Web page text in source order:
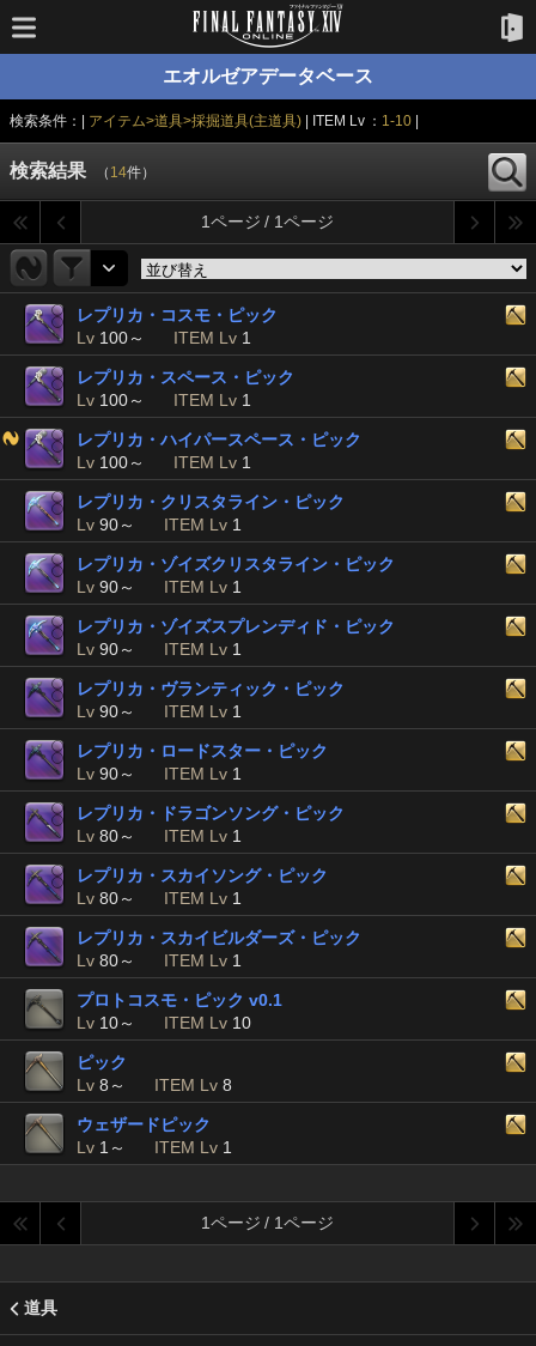
エオルゼアデータベース
検索条件：| アイテム>道具>採掘道具(主道具) | ITEM Lv ： 1-10
検索結果 （ 14件）
1ページ / 1ページ
レプリカ・コスモ・ピック
Lv 100～ ITEM Lv 1
レプリカ・スペース・ピック
Lv 100～ ITEM Lv 1
レプリカ・ハイパースペース・ピック
Lv 100～ ITEM Lv 1
レプリカ・クリスタライン・ピック
Lv 90～ ITEM Lv 1
レプリカ・ゾイズクリスタライン・ピック
Lv 90～ ITEM Lv 1
レプリカ・ゾイズスプレンディド・ピック
Lv 90～ ITEM Lv 1
レプリカ・ヴランティック・ピック
Lv 90～ ITEM Lv 1
レプリカ・ロードスター・ピック
Lv 90～ ITEM Lv 1
レプリカ・ドラゴンソング・ピック
Lv 80～ ITEM Lv 1
レプリカ・スカイソング・ピック
Lv 80～ ITEM Lv 1
レプリカ・スカイビルダーズ・ピック
Lv 80～ ITEM Lv 1
プロトコスモ・ピック v0.1
Lv 10～ ITEM Lv 10
ピック
Lv 8～ ITEM Lv 8
ウェザードピック
Lv 1～ ITEM Lv 1
1ページ / 1ページ
道具